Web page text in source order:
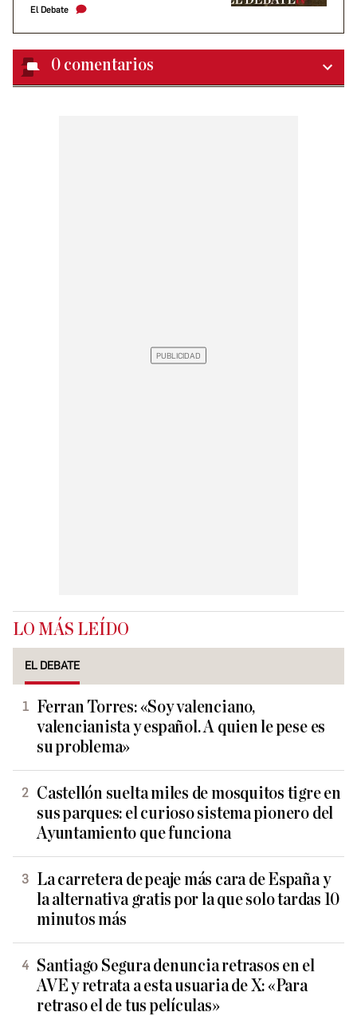
El Debate
0 comentarios
LO MÁS LEÍDO
EL DEBATE
Ferran Torres: «Soy valenciano,
valencianista y español. A quien le pese es
su problema»
Castellón suelta miles de mosquitos tigre en
sus parques: el curioso sistema pionero del
Ayuntamiento que funciona
La carretera de peaje más cara de España y
la alternativa gratis por la que solo tardas 10
minutos más
Santiago Segura denuncia retrasos en el
AVE y retrata a esta usuaria de X: «Para
retraso el de tus películas»